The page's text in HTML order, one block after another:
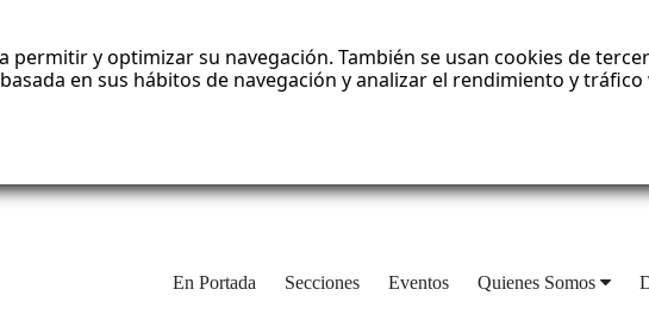
permitir y optimizar su navegación. También se usan cookies de
en sus hábitos de navegación y analizar el rendimiento y
En Portada Secciones Eventos Quienes Somos